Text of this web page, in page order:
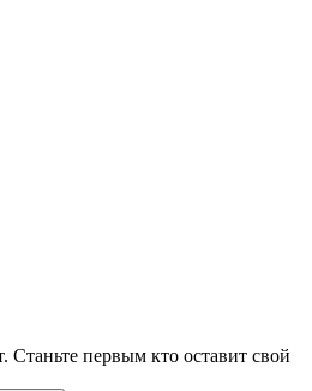
Станьте первым кто оставит свой